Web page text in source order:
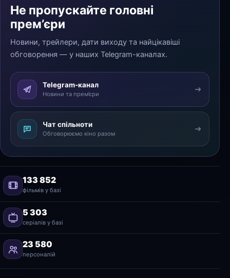
Не пропускайте головні
прем’єри
Новини, трейлери, дати виходу та найцікавіші
обговорення — у наших Telegram-каналах.
Telegram-канал
Новини та прем’єри
Чат спільноти
Обговорюємо кіно разом
133 852
фільмів у базі
5 303
серіалів у базі
23 580
персоналій